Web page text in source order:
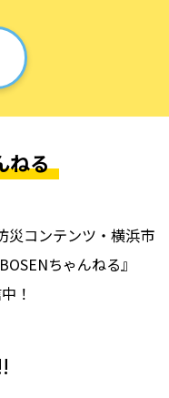
ねる
災コンテンツ・横浜市
ちゃんねる』
！